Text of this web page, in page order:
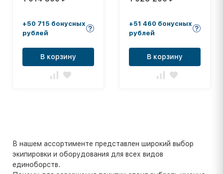
+50 715 бонусных
рублей
В корзину
+51 460 бонусных
рублей
В корзину
В нашем ассортименте представлен широкий выбор
экипировки и оборудования для всех видов
единоборств.